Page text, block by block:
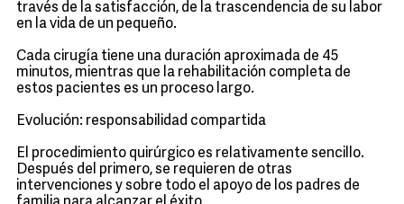
través de la satisfacción, de la trascendencia de su labor
en la vida de un pequeño.
Cada cirugía tiene una duración aproximada de 45
minutos, mientras que la rehabilitación completa de
estos pacientes es un proceso largo.
Evolución: responsabilidad compartida
El procedimiento quirúrgico es relativamente sencillo.
Después del primero, se requieren de otras
intervenciones y sobre todo el apoyo de los padres de